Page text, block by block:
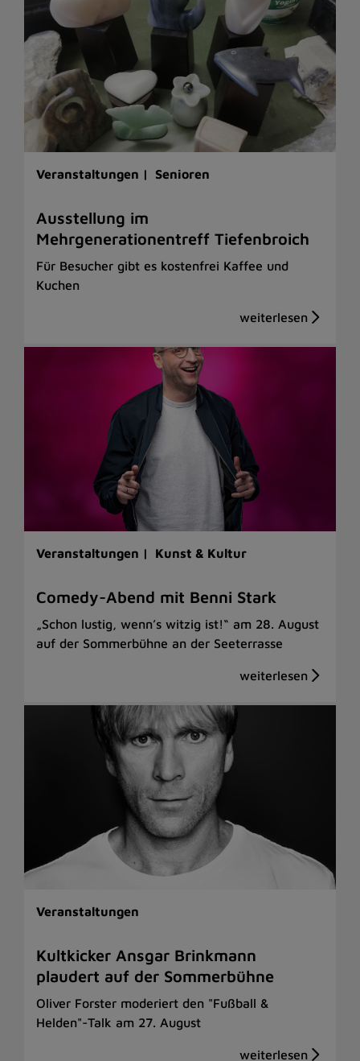
Veranstaltungen | Senioren
Ausstellung im
Mehrgenerationentreff Tiefenbroich
Für Besucher gibt es kostenfrei Kaffee und
Kuchen
Veranstaltungen | Kunst & Kultur
Comedy-Abend mit Benni Stark
„Schon lustig, wenn’s witzig ist!“ am 28. August
auf der Sommerbühne an der Seeterrasse
Veranstaltungen
Kultkicker Ansgar Brinkmann
plaudert auf der Sommerbühne
Oliver Forster moderiert den "Fußball &
Helden"-Talk am 27. August